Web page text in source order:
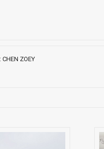
CHEN ZOEY